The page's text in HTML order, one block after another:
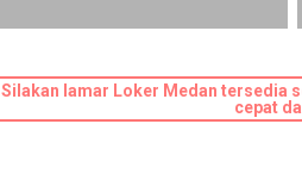
Silakan lamar Loker Medan tersedia
cepat